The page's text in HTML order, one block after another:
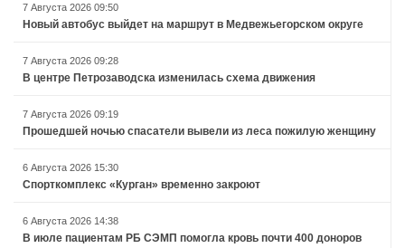
7 Августа 2026 09:50
Новый автобус выйдет на маршрут в Медвежьегорском округе
7 Августа 2026 09:28
В центре Петрозаводска изменилась схема движения
7 Августа 2026 09:19
Прошедшей ночью спасатели вывели из леса пожилую женщину
6 Августа 2026 15:30
Спорткомплекс «Курган» временно закроют
6 Августа 2026 14:38
В июле пациентам РБ СЭМП помогла кровь почти 400 доноров